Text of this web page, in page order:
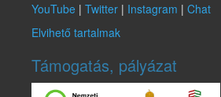
YouTube | Twitter | Instagram | Chat
Elvihető tartalmak
Támogatás, pályázat